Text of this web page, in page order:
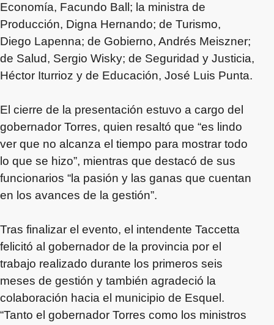
Economía, Facundo Ball; la ministra de
Producción, Digna Hernando; de Turismo,
Diego Lapenna; de Gobierno, Andrés Meiszner;
de Salud, Sergio Wisky; de Seguridad y Justicia,
Héctor Iturrioz y de Educación, José Luis Punta.
El cierre de la presentación estuvo a cargo del
gobernador Torres, quien resaltó que “es lindo
ver que no alcanza el tiempo para mostrar todo
lo que se hizo”, mientras que destacó de sus
funcionarios “la pasión y las ganas que cuentan
en los avances de la gestión”.
Tras finalizar el evento, el intendente Taccetta
felicitó al gobernador de la provincia por el
trabajo realizado durante los primeros seis
meses de gestión y también agradeció la
colaboración hacia el municipio de Esquel.
“Tanto el gobernador Torres como los ministros